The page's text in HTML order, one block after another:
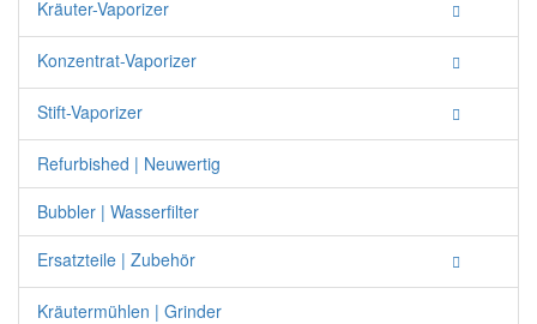
Kräuter-Vaporizer
Konzentrat-Vaporizer
Stift-Vaporizer
Refurbished | Neuwertig
Bubbler | Wasserfilter
Ersatzteile | Zubehör
Kräutermühlen | Grinder